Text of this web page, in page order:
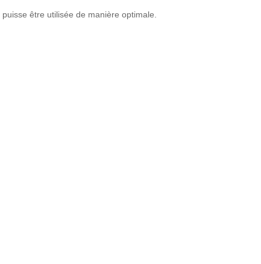
être utilisée de manière optimale.